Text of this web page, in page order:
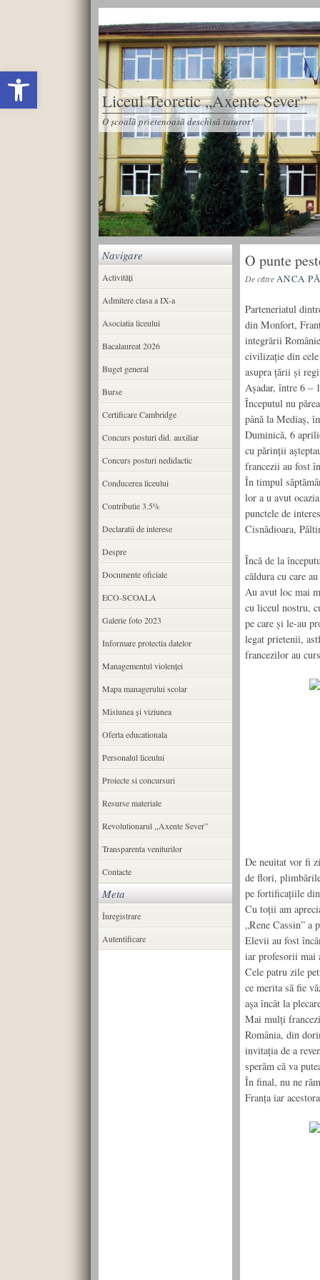
Deschide bara de unelte
Liceul Teoretic „Axente Sever”
O școală prietenoasă deschisă tuturor!
O punte
De cătreANCA
Parteneriatul
din Monfort,
integrării
civilizaţie din
asupra ţării şi
Aşadar, între 6 –
Începutul nu
până la Mediaş,
Duminică, 6
cu părinţii
francezii au fost
În timpul
lor a u avut
punctele de
Cisnădioara,
Încă de la
căldura cu care
Au avut loc mai
cu liceul nostru,
pe care şi le-au
legat prietenii,
francezilor au
De neuitat vor fi
de flori,
pe fortificaţiile
Cu toţii am
„Rene Cassin” a
Elevii au fost
iar profesorii mai
Cele patru zile
ce merita să fie
aşa încât la
Mai mulţi
România, din
invitaţia de a
sperăm că va
În final, nu ne
Franţa iar
Navigare
Activități
Admitere clasa a IX-a
Asociatia liceului
Bacalaureat 2026
Buget general
Burse
Certificare Cambridge
Concurs posturi did. auxiliar
Concurs posturi nedidactic
Conducerea liceului
Contributie 3.5%
Declaratii de interese
Despre
Documente oficiale
ECO-SCOALA
Galerie foto 2023
Informare protectia datelor
Managementul violenței
Mapa managerului scolar
Misiunea şi viziunea
Oferta educationala
Personalul liceului
Proiecte si concursuri
Resurse materiale
Revolutionarul ,,Axente Sever”
Transparenta veniturilor
Contacte
Meta
Înregistrare
Autentificare